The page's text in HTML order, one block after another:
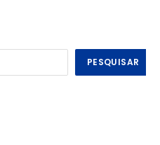
PESQUISAR